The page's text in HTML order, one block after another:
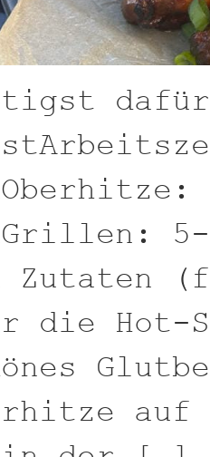
Zutaten
die Hot-
auf